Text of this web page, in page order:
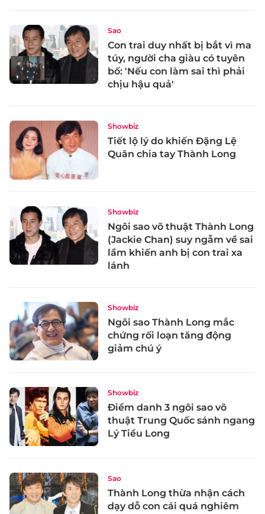
Sao
Con trai duy nhất bị bắt vì ma
túy, người cha giàu có tuyên
bố: 'Nếu con làm sai thì phải
chịu hậu quả'
Showbiz
Tiết lộ lý do khiến Đặng Lệ
Quân chia tay Thành Long
Showbiz
Ngôi sao võ thuật Thành Long
(Jackie Chan) suy ngẫm về sai
lầm khiến anh bị con trai xa
lánh
Showbiz
Ngôi sao Thành Long mắc
chứng rối loạn tăng động
giảm chú ý
Showbiz
Điểm danh 3 ngôi sao võ
thuật Trung Quốc sánh ngang
Lý Tiểu Long
Sao
Thành Long thừa nhận cách
dạy dỗ con cái quá nghiêm